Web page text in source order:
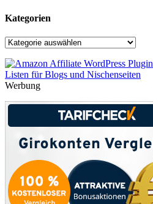
Kategorien
Kategorien
Werbung